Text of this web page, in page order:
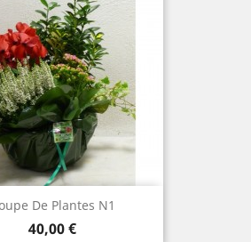
De Plantes N1
Prix
40,00 €